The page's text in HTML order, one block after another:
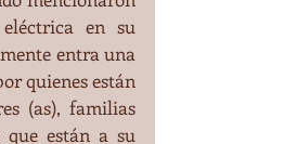
en su
entra una
quienes están
(as), familias
están a su